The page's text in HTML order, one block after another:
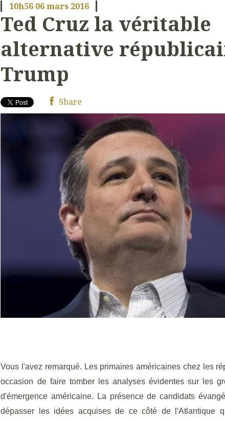
10h56 06mars 2016
Ted Cruz la véritable
alternative
Trump
Share
Vous l'avez remarqué. Les primaires américaines chez les
occasion de faire tomber les analyses évidentes sur les
d'émergence américaine. La présence de candidats
dépasser les idées acquises de ce côté de l'Atlantique